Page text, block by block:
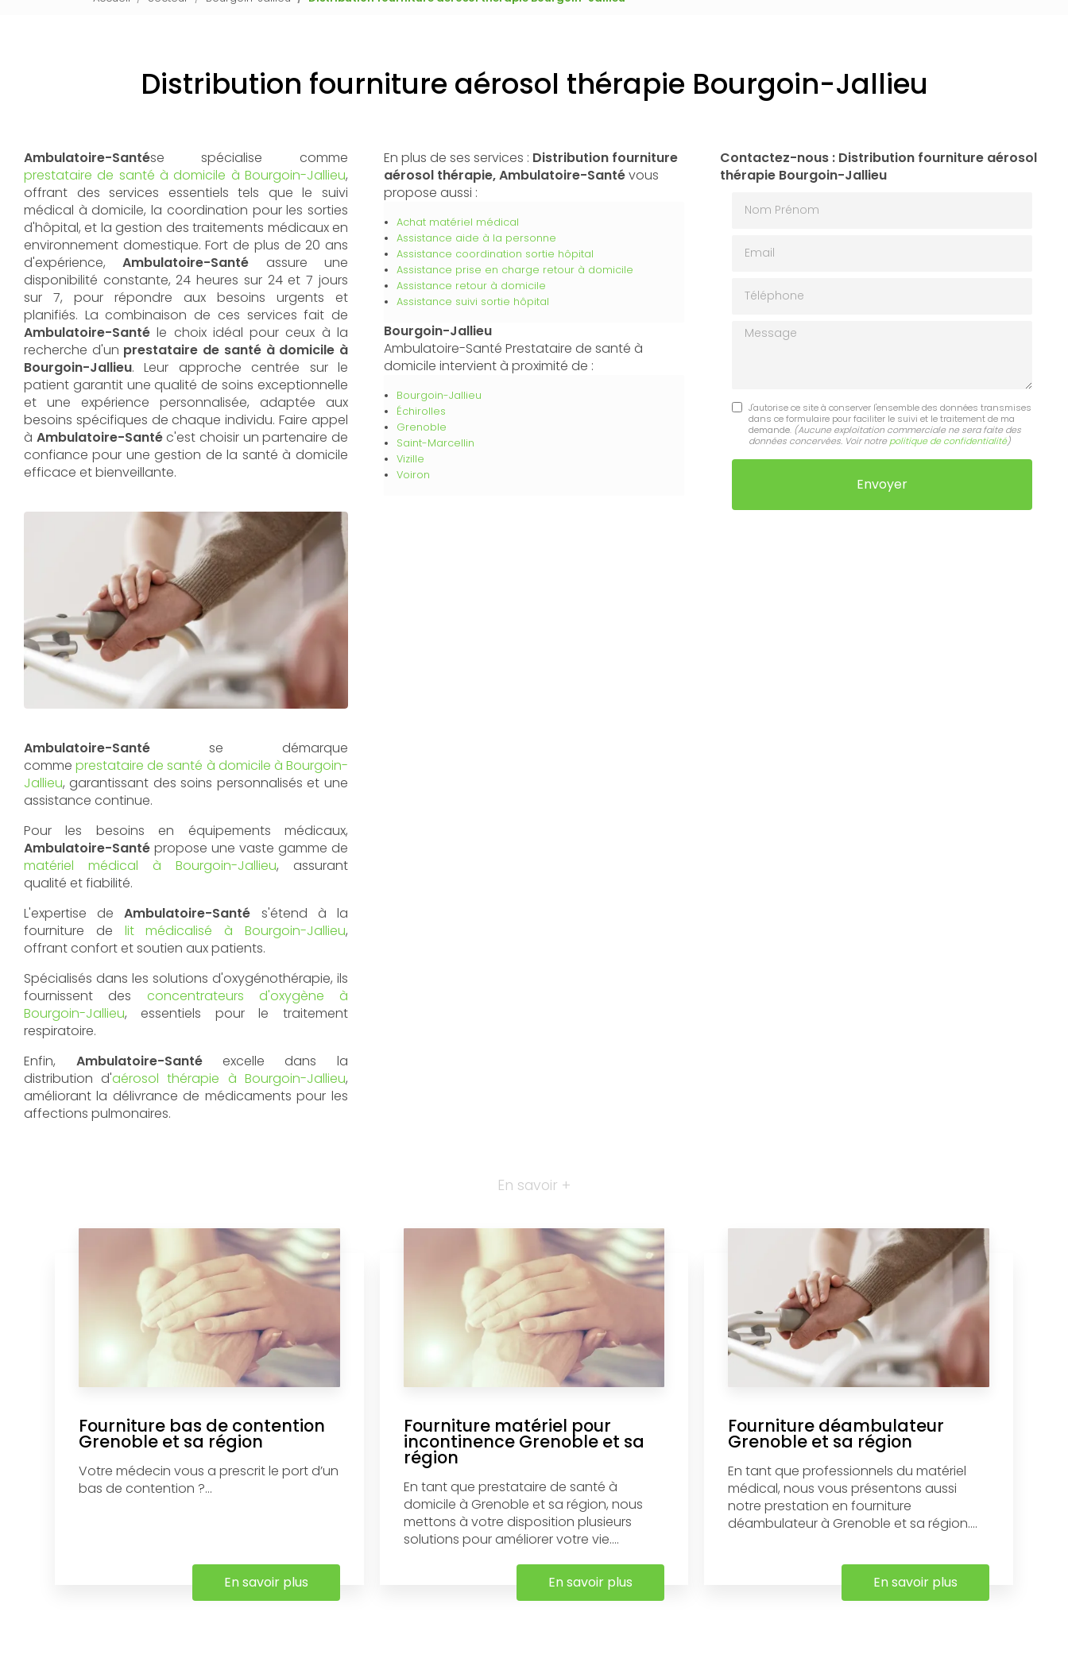
Distribution fourniture aérosol thérapie Bourgoin-Jallieu
Ambulatoire-Santése spécialise comme
prestataire de santé à domicile à Bourgoin-Jallieu,
offrant des services essentiels tels que le suivi
médical à domicile, la coordination pour les sorties
d'hôpital, et la gestion des traitements médicaux en
environnement domestique. Fort de plus de 20 ans
d'expérience,Ambulatoire-Santé assure une
disponibilité constante, 24 heures sur 24 et 7 jours
sur 7, pour répondre aux besoins urgents et
planifiés. La combinaison de ces services fait de
Ambulatoire-Santé le choix idéal pour ceux à la
recherche d'un prestataire de santé à domicile à
Bourgoin-Jallieu. Leur approche centrée sur le
patient garantit une qualité de soins exceptionnelle
et une expérience personnalisée, adaptée aux
besoins spécifiques de chaque individu. Faire appel
à Ambulatoire-Santéc'est choisir un partenaire de
confiance pour une gestion de la santé à domicile
efficace et bienveillante.
Ambulatoire-Santé se démarque
commeprestataire de santé à domicile à Bourgoin-
Jallieu, garantissant des soins personnalisés et une
assistance continue.
Pour les besoins en équipements médicaux,
Ambulatoire-Santé propose une vaste gamme de
matériel médical à Bourgoin-Jallieu, assurant
qualité et fiabilité.
L'expertise deAmbulatoire-Santé s'étend à la
fourniture de lit médicalisé à Bourgoin-Jallieu,
offrant confort et soutien aux patients.
Spécialisés dans les solutions d'oxygénothérapie, ils
fournissent des concentrateurs d'oxygène à
Bourgoin-Jallieu, essentiels pour le traitement
respiratoire.
Enfin, Ambulatoire-Santéexcelle dans la
distribution d'aérosol thérapie à Bourgoin-Jallieu,
améliorant la délivrance de médicaments pour les
affections pulmonaires.
En plus de ses services : Distribution fourniture
aérosol thérapie, Ambulatoire-Santévous
propose aussi :
Achat matériel médical
Assistance aide à la personne
Assistance coordination sortie hôpital
Assistance prise en charge retour à domicile
Assistance retour à domicile
Assistance suivi sortie hôpital
Bourgoin-Jallieu
Ambulatoire-Santé Prestataire de santé à
domicile intervient à proximité de :
Bourgoin-Jallieu
Échirolles
Grenoble
Saint-Marcellin
Vizille
Voiron
Contactez-nous : Distribution fourniture aérosol
thérapie Bourgoin-Jallieu
Message
J'autorise ce site à conserver l'ensemble des données transmises
dans ce formulaire pour faciliter le suivi et le traitement de ma
demande. (Aucune exploitation commerciale ne sera faite des
données concervées. Voir notre politique de confidentialité)
En savoir +
Fourniture bas de contention
Grenoble et sa région
Votre médecin vous a prescrit le port d’un
bas de contention ?...
En savoir plus
Fourniture matériel pour
incontinence Grenoble et sa
région
En tant que prestataire de santé à
domicile à Grenoble et sa région, nous
mettons à votre disposition plusieurs
solutions pour améliorer votre vie....
En savoir plus
Fourniture déambulateur
Grenoble et sa région
En tant que professionnels du matériel
médical, nous vous présentons aussi
notre prestation en fourniture
déambulateur à Grenoble et sa région....
En savoir plus